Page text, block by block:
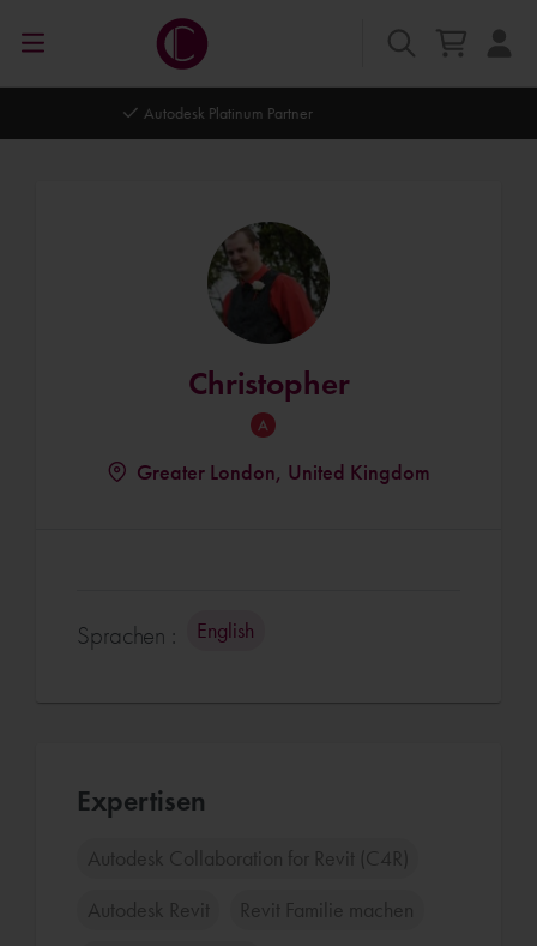
Autodesk Platinum Partner
Christopher
Greater London, United Kingdom
Sprachen : English
Expertisen
Autodesk Collaboration for Revit (C4R)
Autodesk Revit Revit Familie machen